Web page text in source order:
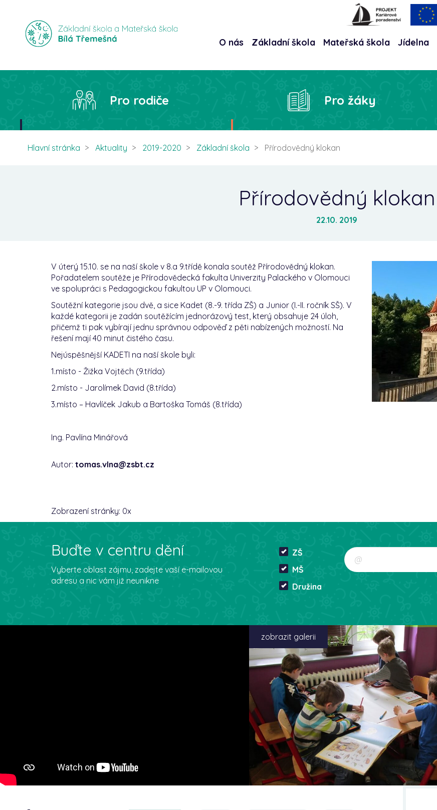
O nás Základní škola Mateřská škola Jídelna
Pro rodiče Pro žáky
Hlavní stránka Aktuality 2019-2020 Základní škola Přírodovědný klokan
Přírodovědný klokan
22.10. 2019
V úterý 15.10. se na naší škole v 8.a 9.třídě konala soutěž Přírodovědný klokan.
Pořadatelem soutěže je Přírodovědecká fakulta Univerzity Palackého v Olomouci
ve spolupráci s Pedagogickou fakultou UP v Olomouci.
Soutěžní kategorie jsou dvě, a sice Kadet (8.-9. třída ZŠ) a Junior (I.-II. ročník SŠ). V
každé kategorii je zadán soutěžícím jednorázový test, který obsahuje 24 úloh,
přičemž ti pak vybírají jednu správnou odpověď z pěti nabízených možností. Na
řešení mají 40 minut čistého času.
Nejúspěšnější KADETI na naší škole byli:
1.místo - Žižka Vojtěch (9.třída)
2.místo - Jarolímek David (8.třída)
3.místo – Havlíček Jakub a Bartoška Tomáš (8.třída)
Ing. Pavlína Minářová
Autor: tomas.vlna@zsbt.cz
Zobrazení stránky: 0x
Buďte v centru dění
Vyberte oblast zájmu, zadejte vaší e-mailovou
adresu a nic vám již neunikne
ZŠ
MŠ
Družina
zobrazit galerii